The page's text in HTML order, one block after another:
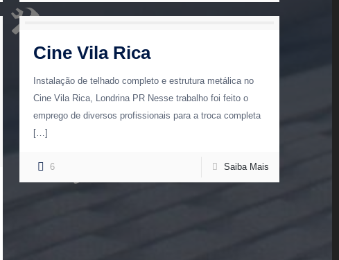
Cine Vila Rica
Instalação de telhado completo e estrutura metálica no
Cine Vila Rica, Londrina PR Nesse trabalho foi feito o
emprego de diversos profissionais para a troca completa
[…]
6 Saiba Mais